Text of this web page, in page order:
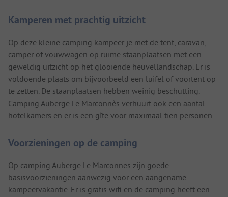
Kamperen met prachtig uitzicht
Op deze kleine camping kampeer je met de tent, caravan,
camper of vouwwagen op ruime staanplaatsen met een
geweldig uitzicht op het glooiende heuvellandschap. Er is
voldoende plaats om bijvoorbeeld een luifel of voortent op
te zetten. De staanplaatsen hebben weinig beschutting.
Camping Auberge Le Marconnès verhuurt ook een aantal
hotelkamers en er is een gîte voor maximaal tien personen.
Voorzieningen op de camping
Op camping Auberge Le Marconnes zijn goede
basisvoorzieningen aanwezig voor een aangename
kampeervakantie. Er is gratis wifi en de camping heeft een